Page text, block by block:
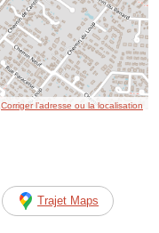
Corriger l’adresse ou la localisation
Trajet Maps